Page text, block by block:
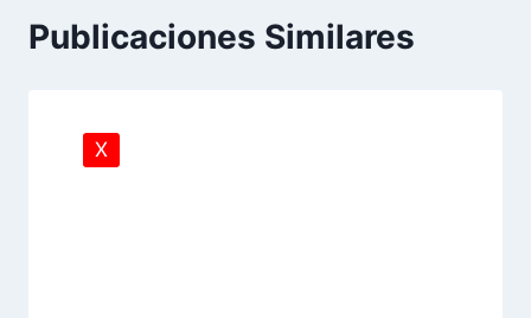
Publicaciones Similares
X